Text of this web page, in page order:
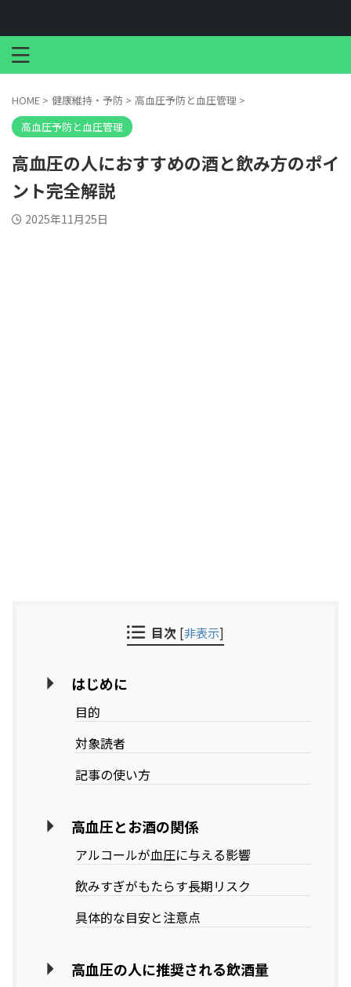
HOME > 健康維持・予防 > 高血圧予防と血圧管理 >
高血圧予防と血圧管理
高血圧の人におすすめの酒と飲み方のポイ
ント完全解説
2025年11月25日
目次 [非表示]
はじめに
目的
対象読者
記事の使い方
高血圧とお酒の関係
アルコールが血圧に与える影響
飲みすぎがもたらす長期リスク
具体的な目安と注意点
高血圧の人に推奨される飲酒量